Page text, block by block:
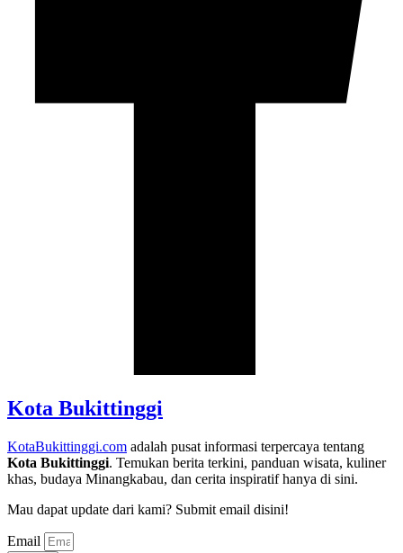
Kota Bukittinggi
KotaBukittinggi.com adalah pusat informasi terpercaya tentang
Kota Bukittinggi. Temukan berita terkini, panduan wisata, kuliner
khas, budaya Minangkabau, dan cerita inspiratif hanya di sini.
Mau dapat update dari kami? Submit email disini!
Email